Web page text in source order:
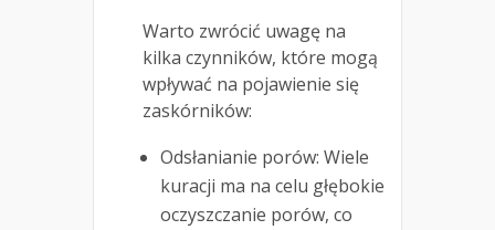
Warto zwrócić uwagę na
kilka czynników, które mogą
wpływać na pojawienie się
zaskórników:
Odsłanianie porów: Wiele
kuracji ma na celu głębokie
oczyszczanie porów, co